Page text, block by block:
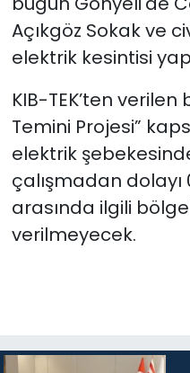
Açıkgöz Sokak ve
elektrik kesintisi
KIB-TEK’ten verilen
Temini Projesi”
elektrik
çalışmadan dolayı
arasında ilgili
verilmeyecek.
SAĞLIK
Spor
Teknoloji
TÜRKiYE
Video Galeri